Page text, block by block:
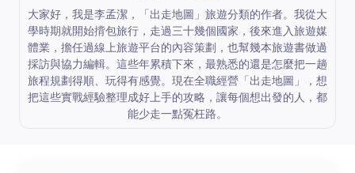
大家好，我是李孟潔，「出走地圖」旅遊分類的作者。我從大
學時期就開始揹包旅行，走過三十幾個國家，後來進入旅遊媒
體業，擔任過線上旅遊平台的內容策劃，也幫幾本旅遊書做過
採訪與協力編輯。這些年累積下來，最熟悉的還是怎麼把一趟
旅程規劃得順、玩得有感覺。現在全職經營「出走地圖」，想
把這些實戰經驗整理成好上手的攻略，讓每個想出發的人，都
能少走一點冤枉路。